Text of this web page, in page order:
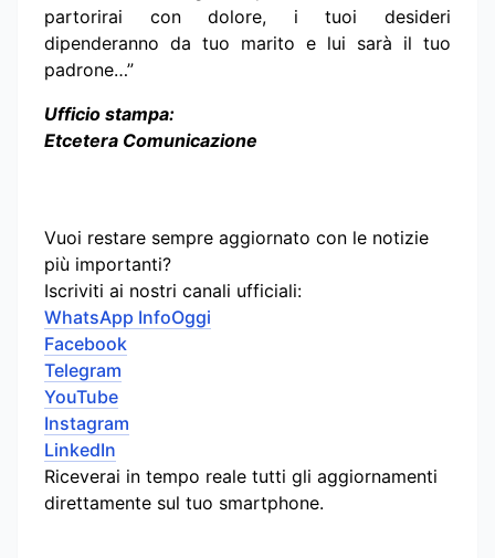
partorirai con dolore, i tuoi desideri
dipenderanno da tuo marito e lui sarà il tuo
padrone…”
Ufficio stampa:
Etcetera Comunicazione
Vuoi restare sempre aggiornato con le notizie
più importanti?
Iscriviti ai nostri canali ufficiali:
WhatsApp InfoOggi
Facebook
Telegram
YouTube
Instagram
LinkedIn
Riceverai in tempo reale tutti gli aggiornamenti
direttamente sul tuo smartphone.